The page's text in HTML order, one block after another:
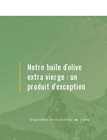
Notre huile d'olive
extra vierge : un
produit d'exception
Disponible en bouteilles de 1 litre
.